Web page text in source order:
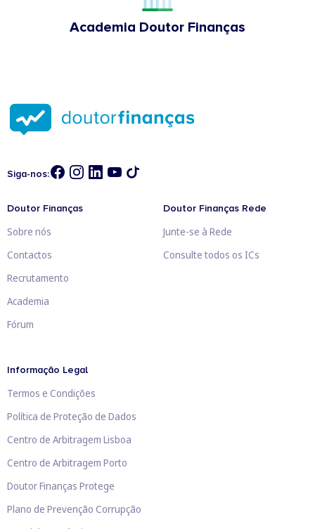
Academia Doutor Finanças
Siga-nos:
Doutor Finanças
Sobre nós
Contactos
Recrutamento
Academia
Fórum
Doutor Finanças Rede
Junte-se à Rede
Consulte todos os ICs
Informação Legal
Termos e Condições
Política de Proteção de Dados
Centro de Arbitragem Lisboa
Centro de Arbitragem Porto
Doutor Finanças Protege
Plano de Prevenção Corrupção